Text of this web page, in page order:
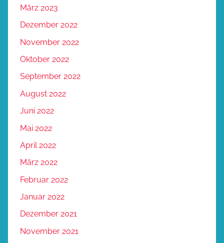
März 2023
Dezember 2022
November 2022
Oktober 2022
September 2022
August 2022
Juni 2022
Mai 2022
April 2022
März 2022
Februar 2022
Januar 2022
Dezember 2021
November 2021